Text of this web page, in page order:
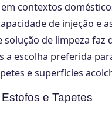
contextos
de injeção e
solução de limpeza faz
a escolha preferida
e superfícies
e Tapetes